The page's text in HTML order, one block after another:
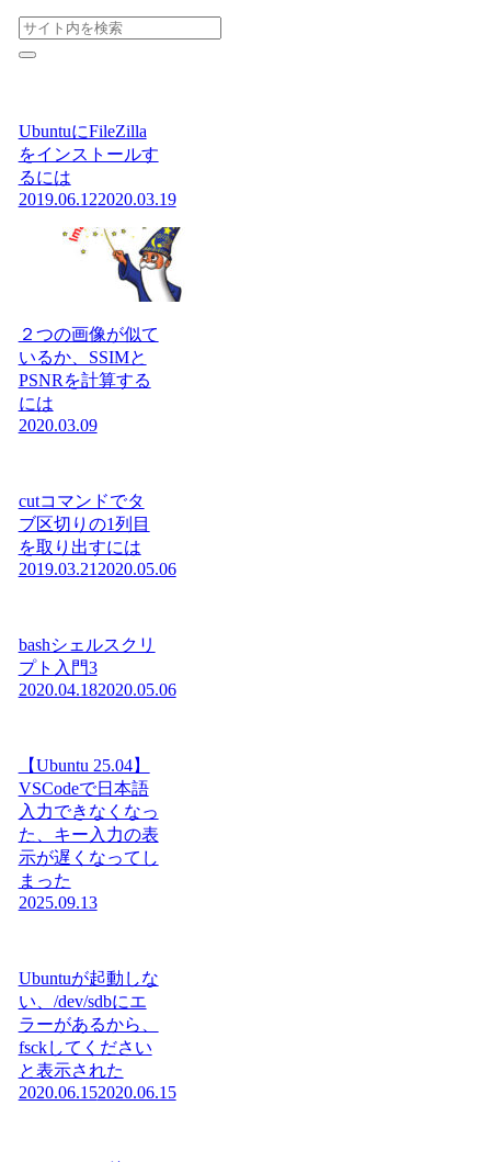
UbuntuにFileZilla
をインストールす
るには
2019.06.122020.03.19
２つの画像が似て
いるか、SSIMと
PSNRを計算する
には
2020.03.09
cutコマンドでタ
ブ区切りの1列目
を取り出すには
2019.03.21 2020.05.06
bashシェルスクリ
プト入門3
2020.04.182020.05.06
【Ubuntu 25.04】
VSCodeで日本語
入力できなくなっ
た、キー入力の表
示が遅くなってし
まった
2025.09.13
Ubuntuが起動しな
い、/dev/sdbにエ
ラーがあるから、
fsckしてください
と表示された
2020.06.152020.06.15